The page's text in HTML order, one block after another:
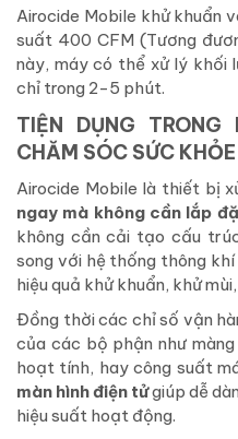
Airocide Mobile khử khuẩn
suất 400 CFM (Tương
này, máy có thể xử lý khối
chỉ trong 2-5 phút.
TIỆN DỤNG
CHĂM SÓC SỨC KHỎE
Airocide Mobile là thiết bị
ngay mà không cần lắp
không cần cải tạo cấu
song với hệ thống thông
hiệu quả khử khuẩn, khử
Đồng thời các chỉ số vận
của các bộ phận như
hoạt tính, hay công suất
màn hình điện tửgiúp dễ
hiệu suất hoạt động.